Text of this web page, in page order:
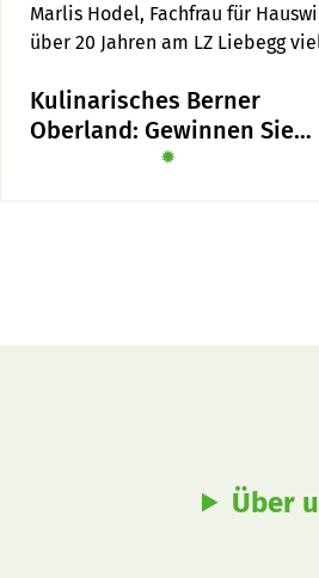
Marlis Hodel, Fachfrau für
über 20 Jahren am LZ Liebegg
Kulinarisches Berner
Oberland: Gewinnen Sie
das Buch «Alpe-Chuchi»
✹
Über